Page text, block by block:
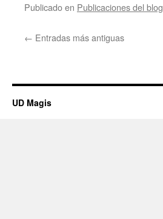
Publicado en Publicaciones del blog
← Entradas más antiguas
UD Magis